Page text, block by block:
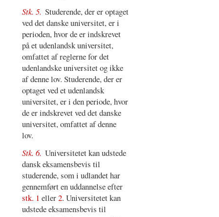
Stk. 5. Studerende, der er optaget
ved det danske universitet, er i
perioden, hvor de er indskrevet
på et udenlandsk universitet,
omfattet af reglerne for det
udenlandske universitet og ikke
af denne lov. Studerende, der er
optaget ved et udenlandsk
universitet, er i den periode, hvor
de er indskrevet ved det danske
universitet, omfattet af denne
lov.
Stk. 6. Universitetet kan udstede
dansk eksamensbevis til
studerende, som i udlandet har
gennemført en uddannelse efter
stk. 1 eller2. Universitetet kan
udstede eksamensbevis til